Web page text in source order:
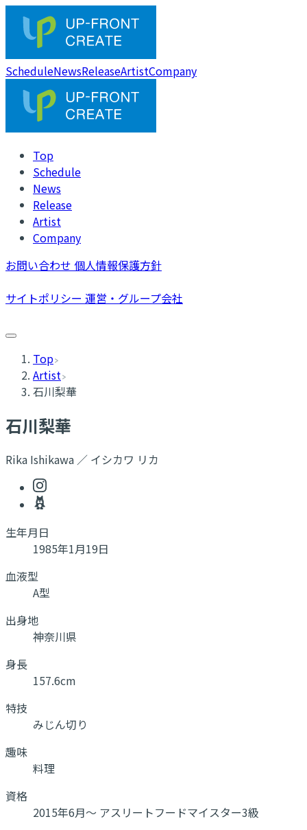
ScheduleNewsReleaseArtistCompany
Top
Schedule
News
Release
Artist
Company
お問い合わせ 個人情報保護方針
サイトポリシー 運営・グループ会社
Top
Artist
石川梨華
石川梨華
Rika Ishikawa ／ イシカワ リカ
生年月日
1985年1月19日
血液型
A型
出身地
神奈川県
身長
157.6cm
特技
みじん切り
趣味
料理
資格
2015年6月～ アスリートフードマイスター3級